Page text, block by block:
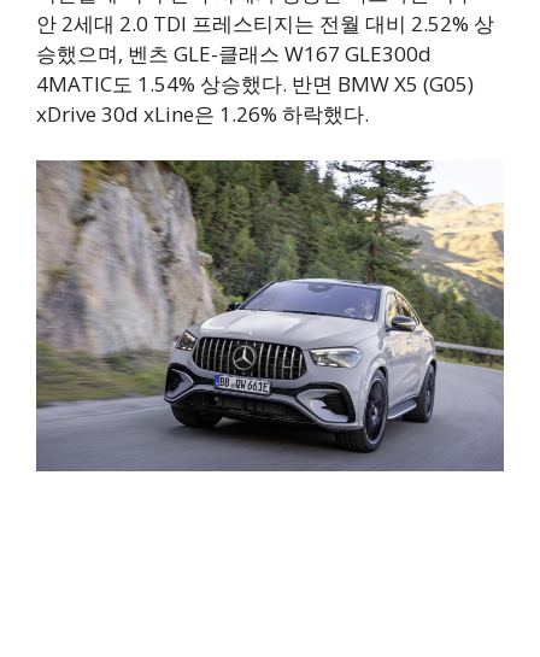
안 2세대 2.0 TDI 프레스티지는 전월 대비 2.52% 상
승했으며, 벤츠 GLE-클래스 W167 GLE300d
4MATIC도 1.54% 상승했다. 반면 BMW X5 (G05)
xDrive 30d xLine은 1.26% 하락했다.